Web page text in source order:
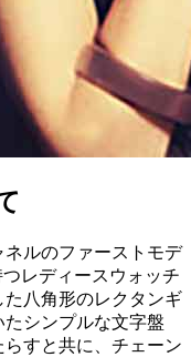
ネルのファーストモデ
レディースウォッチ
た八角形のレクタンギ
シンプルな文字盤
すと共に、チェーン